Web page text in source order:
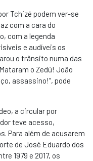
Tchizé podem ver-se
com a cara do
com a legenda
e audíveis os
o trânsito numa das
o Zedú! João
assassino!”, pode
a circular por
teve acesso,
Para além de acusarem
de José Eduardo dos
1979 e 2017, os